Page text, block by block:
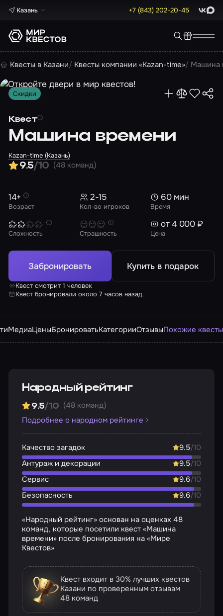
Казань +7 (843) 202-20-45 Max
Квесты в Казани Квесты компании «Kazan-time» Машина
Скидки
Квест
Машина времени
Kazan-time (Казань)
9.5/10 (48 команд)
Возраст
14+
Кол-во игроков
2-15
Время
60 мин
Сложность Страшность Цена
от 4 000 ₽
Забронировать Купить в подарок
Квест смотрит 1 человек
Квест бронировали около 7 часов назад
МедиаЦеныБронироватьКатегорииОтзывыПохожие квесты
Народный рейтинг
9.5/10 (48 команд)
Подробнее о народном рейтинге
Качество загадок 9.5/10
Антураж и декорации
9.5/10
Сервис
9.6/10
Безопасность
9.6/10
«Народный рейтинг» основан на оценках 48
команд, которые посетили квест «Машина
времени» после бронирования на «Мире
Квестов»
Квест входит в 30% лучших квестов
Казани по проверенным отзывам
48 команд